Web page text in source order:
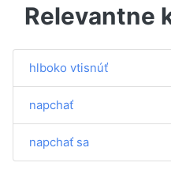
Relevantne
hlboko vtisnúť
napchať
napchať sa